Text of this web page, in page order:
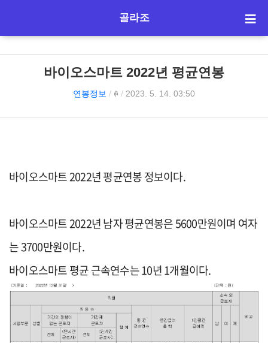
골라조
바이오스마트 2022년 평균연봉
연봉정보 / ꊌ / 2023. 5. 14. 03:50
바이오스마트 2022년 평균연봉 정보이다.
바이오스마트 2022년 남자 평균연봉은 5600만원이며 여자
는 3700만원이다.
바이오스마트 평균 근속연수는 10년 1개월이다.